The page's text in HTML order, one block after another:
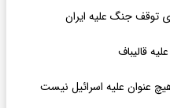
قالیباف
عنوان علیه اسرائیل نیست